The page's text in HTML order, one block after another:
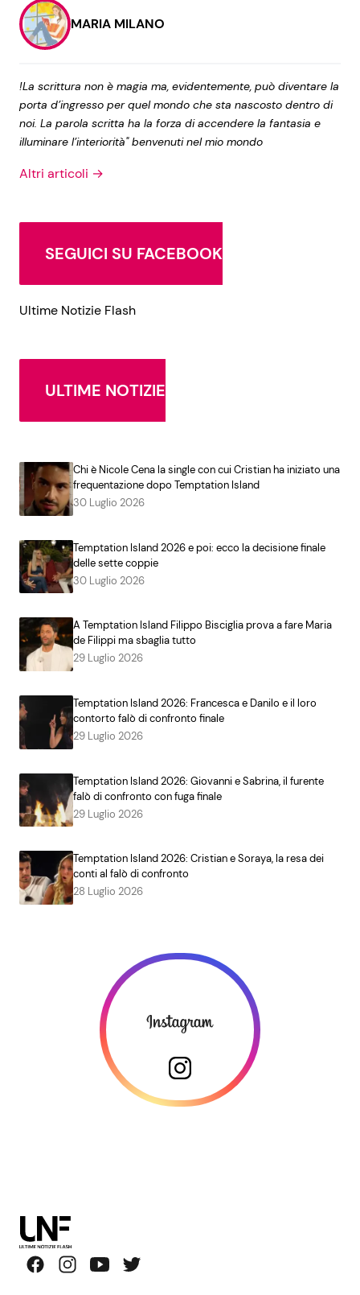
MARIA MILANO
!La scrittura non è magia ma, evidentemente, può diventare la
porta d’ingresso per quel mondo che sta nascosto dentro di
noi. La parola scritta ha la forza di accendere la fantasia e
illuminare l’interiorità" benvenuti nel mio mondo
Altri articoli →
SEGUICI SU FACEBOOK
Ultime Notizie Flash
ULTIME NOTIZIE
Chi è Nicole Cena la single con cui Cristian ha iniziato una
frequentazione dopo Temptation Island
30 Luglio 2026
Temptation Island 2026 e poi: ecco la decisione finale
delle sette coppie
30 Luglio 2026
A Temptation Island Filippo Bisciglia prova a fare Maria
de Filippi ma sbaglia tutto
29 Luglio 2026
Temptation Island 2026: Francesca e Danilo e il loro
contorto falò di confronto finale
29 Luglio 2026
Temptation Island 2026: Giovanni e Sabrina, il furente
falò di confronto con fuga finale
29 Luglio 2026
Temptation Island 2026: Cristian e Soraya, la resa dei
conti al falò di confronto
28 Luglio 2026